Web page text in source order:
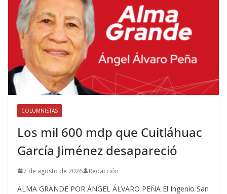
COLUMNISTAS
Los mil 600 mdp que Cuitláhuac
García Jiménez desapareció
7 de agosto de 2026 Redacción
ALMA GRANDE POR ÁNGEL ÁLVARO PEÑA El Ingenio San